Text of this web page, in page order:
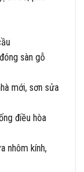
sàn gỗ
mới, sơn sửa
điều hòa
nhôm kính,